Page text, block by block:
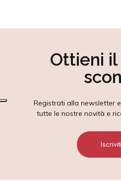
Ottieni il
Registrati alla newsletter
tutte le nostre novità e
Iscriviti